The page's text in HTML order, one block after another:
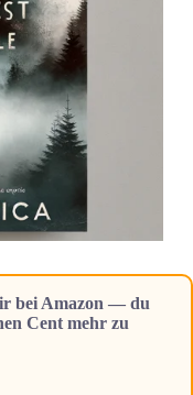
bei Amazon — du
Cent mehr zu